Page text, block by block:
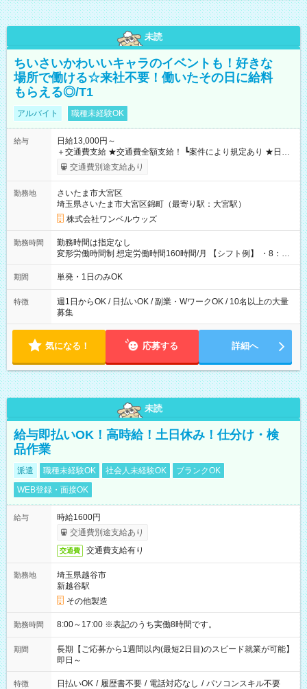
未読
ちいさいかわいいキャラのイベントも！好きな
場所で働ける☆来社不要！働いたその日に給料
もらえる◎/T1
アルバイト 職種未経験OK
給与
日給13,000円～
＋交通費支給 ★交通費全額支給！ ┗案件により規定あり ★日払
いOK！（規定あり） ┗働いたその日に現金GET♪ お仕事後はコ
ンビニATMから 日払い分を引き落とせます！ 【試用期間】試
交通費別途支給あり
勤務地
さいたま市大宮区
埼玉県さいたま市大宮区錦町（最寄り駅：大宮駅）
株式会社ワンベルウッズ
勤務時間
勤務時間は指定なし
変形労働時間制 想定労働時間160時間/月 【シフト例】 ・8：00
～21：00
期間 単発・1日のみOK
特徴
週1日からOK / 日払いOK / 副業・WワークOK / 10名以上の大量
募集
気になる！ 応募する 詳細へ
未読
給与即払いOK！高時給！土日休み！仕分け・検
品作業
派遣 職種未経験OK 社会人未経験OK
ブランクOK
WEB登録・面接OK
給与
時給1600円
交通費別途支給あり
交通費 交通費支給有り
勤務地
埼玉県越谷市
新越谷駅
その他製造
勤務時間 8:00～17:00 ※表記のうち実働8時間です。
期間
長期【ご応募から1週間以内(最短2日目)のスピード就業が可能】
即日～
特徴 日払いOK / 履歴書不要 / 電話対応なし / パソコンスキル不要